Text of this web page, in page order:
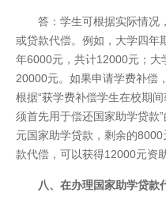
答：学生可根据实际情况
或贷款代偿。例如，大学四年
年6000元，共计12000元；
20000元。如果申请学费补偿
根据“获学费补偿学生在校期
须首先用于偿还国家助学贷款
元国家助学贷款，剩余的
款代偿，可以获得12000元资
八、在办理国家助学贷款